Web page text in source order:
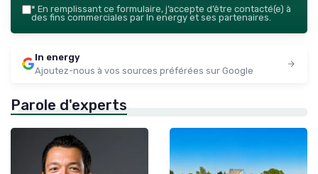
* En remplissant ce formulaire, j’accepte d’être contacté(e) à
des fins commerciales par In energy et ses partenaires.
In energy
Ajoutez-nous à vos sources préférées sur Google
Parole d'experts